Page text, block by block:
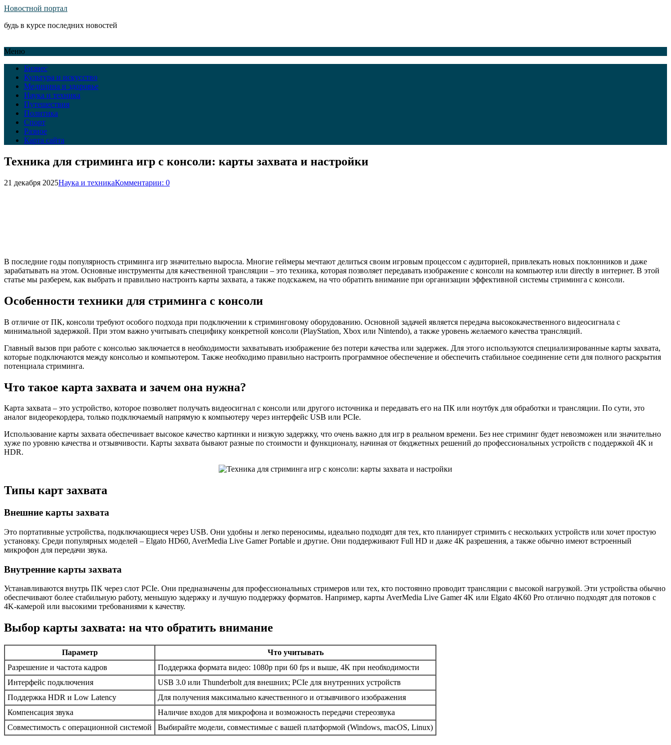
Новостной портал
будь в курсе последних новостей
Меню
Бизнес
Культура и искусство
Медицина и здоровье
Наука и техника
Путешествия
Политика
Спорт
Разное
Карта сайта
Техника для стриминга игр с консоли: карты захвата и настройки
21 декабря 2025Наука и техникаКомментарии: 0
В последние годы популярность стриминга игр значительно выросла. Многие геймеры мечтают делиться своим игровым процессом с аудиторией, привлекать новых поклонников и даже
зарабатывать на этом. Основные инструменты для качественной трансляции – это техника, которая позволяет передавать изображение с консоли на компьютер или directly в интернет. В этой
статье мы разберем, как выбрать и правильно настроить карты захвата, а также подскажем, на что обратить внимание при организации эффективной системы стриминга с консоли.
Особенности техники для стриминга с консоли
В отличие от ПК, консоли требуют особого подхода при подключении к стриминговому оборудованию. Основной задачей является передача высококачественного видеосигнала с
минимальной задержкой. При этом важно учитывать специфику конкретной консоли (PlayStation, Xbox или Nintendo), а также уровень желаемого качества трансляций.
Главный вызов при работе с консолью заключается в необходимости захватывать изображение без потери качества или задержек. Для этого используются специализированные карты захвата,
которые подключаются между консолью и компьютером. Также необходимо правильно настроить программное обеспечение и обеспечить стабильное соединение сети для полного раскрытия
потенциала стриминга.
Что такое карта захвата и зачем она нужна?
Карта захвата – это устройство, которое позволяет получать видеосигнал с консоли или другого источника и передавать его на ПК или ноутбук для обработки и трансляции. По сути, это
аналог видеорекордера, только подключаемый напрямую к компьютеру через интерфейс USB или PCIe.
Использование карты захвата обеспечивает высокое качество картинки и низкую задержку, что очень важно для игр в реальном времени. Без нее стриминг будет невозможен или значительно
хуже по уровню качества и отзывчивости. Карты захвата бывают разные по стоимости и функционалу, начиная от бюджетных решений до профессиональных устройств с поддержкой 4K и
HDR.
Типы карт захвата
Внешние карты захвата
Это портативные устройства, подключающиеся через USB. Они удобны и легко переносимы, идеально подходят для тех, кто планирует стримить с нескольких устройств или хочет простую
установку. Среди популярных моделей – Elgato HD60, AverMedia Live Gamer Portable и другие. Они поддерживают Full HD и даже 4K разрешения, а также обычно имеют встроенный
микрофон для передачи звука.
Внутренние карты захвата
Устанавливаются внутрь ПК через слот PCIe. Они предназначены для профессиональных стримеров или тех, кто постоянно проводит трансляции с высокой нагрузкой. Эти устройства обычно
обеспечивают более стабильную работу, меньшую задержку и лучшую поддержку форматов. Например, карты AverMedia Live Gamer 4K или Elgato 4K60 Pro отлично подходят для потоков с
4K-камерой или высокими требованиями к качеству.
Выбор карты захвата: на что обратить внимание
Параметр
Что учитывать
Разрешение и частота кадров
Поддержка формата видео: 1080p при 60 fps и выше, 4K при необходимости
Интерфейс подключения
USB 3.0 или Thunderbolt для внешних; PCIe для внутренних устройств
Поддержка HDR и Low Latency
Для получения максимально качественного и отзывчивого изображения
Компенсация звука
Наличие входов для микрофона и возможность передачи стереозвука
Совместимость с операционной системой
Выбирайте модели, совместимые с вашей платформой (Windows, macOS, Linux)